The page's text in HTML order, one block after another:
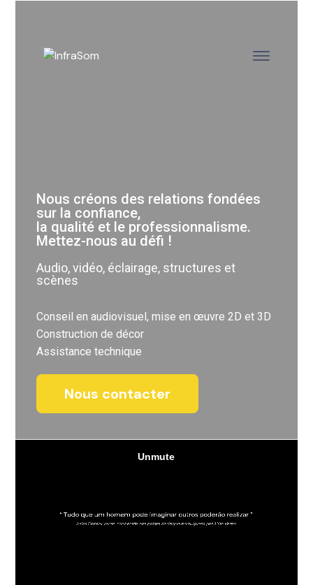
Nous créons des relations fondées
sur la confiance,
la qualité et le professionnalisme.
Mettez-nous au défi !
Audio, vidéo, éclairage, structures et
scènes
Conseil en audiovisuel, mise en œuvre 2D et 3D
Construction de décor
Assistance technique
Nous contacter